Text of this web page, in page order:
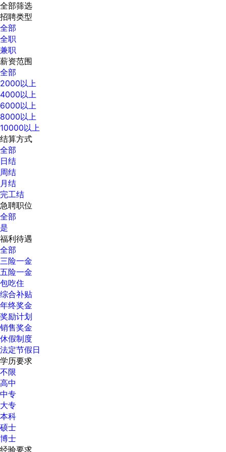
全部筛选
招聘类型
全部
全职
兼职
薪资范围
全部
2000以上
4000以上
6000以上
8000以上
10000以上
结算方式
全部
日结
周结
月结
完工结
急聘职位
全部
是
福利待遇
全部
三险一金
五险一金
包吃住
综合补贴
年终奖金
奖励计划
销售奖金
休假制度
法定节假日
学历要求
不限
高中
中专
大专
本科
硕士
博士
经验要求